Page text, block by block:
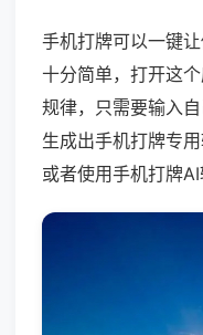
手机打牌可以一键
十分简单，打开这
规律，只需要输入
生成出手机打牌专
或者使用手机打牌AI